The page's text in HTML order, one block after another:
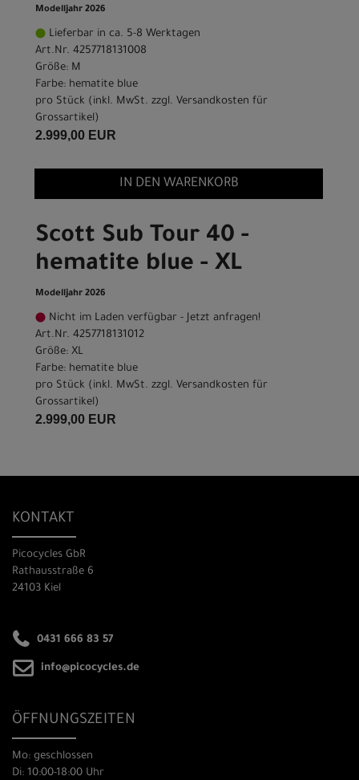
Modelljahr 2026
Lieferbar in ca. 5-8 Werktagen
Art.Nr. 4257718131008
Größe: M
Farbe: hematite blue
pro Stück (inkl. MwSt. zzgl. Versandkosten für
Grossartikel)
2.999,00 EUR
IN DEN WARENKORB
Scott Sub Tour 40 -
hematite blue - XL
Modelljahr 2026
Nicht im Laden verfügbar - Jetzt anfragen!
Art.Nr. 4257718131012
Größe: XL
Farbe: hematite blue
pro Stück (inkl. MwSt. zzgl. Versandkosten für
Grossartikel)
2.999,00 EUR
KONTAKT
Picocycles GbR
Rathausstraße 6
24103 Kiel
0431 666 83 57
info@picocycles.de
ÖFFNUNGSZEITEN
Mo: geschlossen
Di: 10:00-18:00 Uhr